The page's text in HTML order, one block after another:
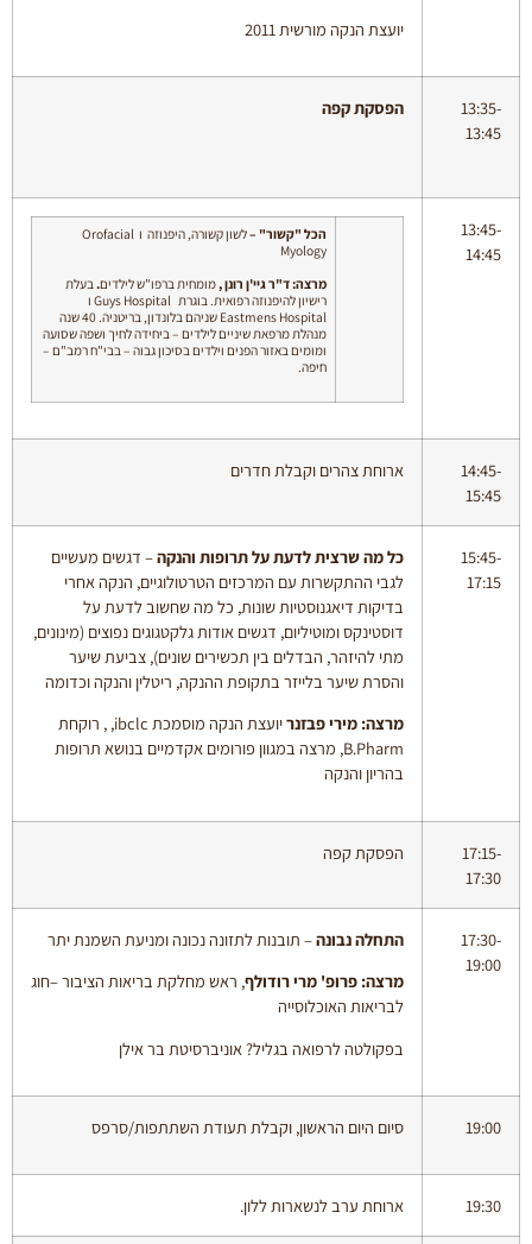
יועצת הנקה מורשית 2011
13:35-
13:45
הפסקת קפה
13:45-
14:45
הכל "קשור" –
לשון קשורה, היפנוזה ו Orofacial
Myology
מרצה: ד"ר גיי'ן רונן,מומחית ברפו"ש לילדים.בעלת
רישיון להיפנוזה רפואית. בוגרת Guys Hospital ו
Eastmens Hospital שניהם בלונדון, בריטניה. 40 שנה
מנהלת מרפאת שיניים לילדים – ביחידה לחיך ושפה שסועה
ומומים באזור הפנים וילדים בסיכון גבוה – בבי"ח רמב"ם –
חיפה.
14:45-
15:45
ארוחת צהרים וקבלת חדרים
15:45-
17:15
כל מה שרצית לדעת על תרופות והנקה– דגשים מעשיים
לגבי ההתקשרות עם המרכזים הטרטולוגיים, הנקה אחרי
בדיקות דיאגנוסטיות שונות, כל מה שחשוב לדעת על
דוסטינקס ומוטיליום, דגשים אודות גלקטגוגים נפוצים (מינונים,
מתי להיזהר, הבדלים בין תכשירים שונים), צביעת שיער
והסרת שיער בלייזר בתקופת ההנקה, ריטלין והנקה וכדומה
מרצה: מירי פבזנר
יועצת הנקה מוסמכת ibclc, , רוקחת
B.Pharm, מרצה במגוון פורומים אקדמיים בנושא תרופות
בהריון והנקה
17:15-
17:30
הפסקת קפה
17:30-
19:00
התחלה נבונה– תובנות לתזונה נכונה ומניעת השמנת יתר
מרצה: פרופ' מרי רודולף, ראש מחלקת בריאות הציבור –חוג
לבריאות האוכלוסייה
בפקולטה לרפואה בגליל? אוניברסיטת בר אילן
19:00 סיום היום הראשון, וקבלת תעודת השתתפות/סרפס
19:30 ארוחת ערב לנשארות ללון.